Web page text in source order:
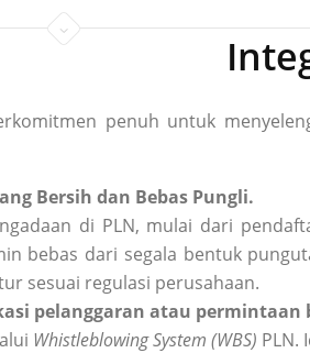
penuh untuk
Bersih dan Bebas Pungli.
di PLN, mulai dari
bebas dari segala bentuk
sesuai regulasi perusahaan.
pelanggaran atau permintaan
Whistleblowing System (WBS) PLN.